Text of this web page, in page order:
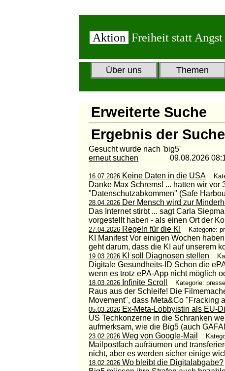
Aktion Freiheit statt Angst
Über uns Themen
Erweiterte Suche
Ergebnis der Suche
Gesucht wurde nach 'big5'
erneut suchen 09.08.2026
16.07.2026 Keine Daten in die USA
Danke Max Schrems! ... hatten wir
"Datenschutzabkommen" (Safe
28.04.2026 Der Mensch wird zur
Das Internet stirbt ... sagt Carla
vorgestellt haben - als einen Ort der
27.04.2026 Regeln für die KI Kategorie:
KI Manifest Vor einigen Wochen
geht darum, dass die KI auf unserem
19.03.2026 KI soll Diagnosen stellen
Digitale Gesundheits-ID Schon die
wenn es trotz ePA-App nicht möglich
18.03.2026 Infinite Scroll Kategorie:
Raus aus der Schleife! Die
Movement", dass Meta&Co "Fracking
05.03.2026 Ex-Meta-Lobbyistin als EU-
US Techkonzerne in die Schranken
aufmerksam, wie die Big5 (auch
23.02.2026 Weg von Google-Mail
Mailpostfach aufräumen und
nicht, aber es werden sicher einige
18.02.2026 Wo bleibt die Digitalabgabe?